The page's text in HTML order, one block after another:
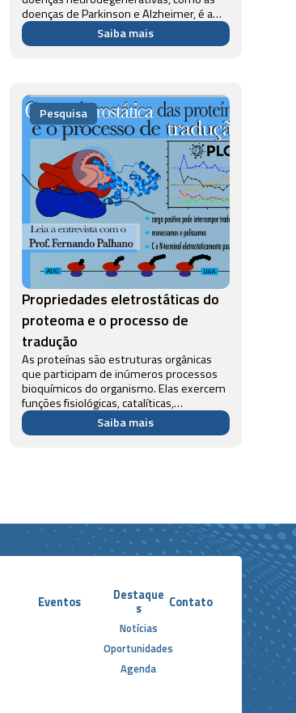
doenças de Parkinson e Alzheimer, é a
formação de agregados de proteínas
denominados amiloides. Esses
Saiba mais
Pesquisa
Propriedades eletrostáticas do
proteoma e o processo de
tradução
As proteínas são estruturas orgânicas
que participam de inúmeros processos
bioquímicos do organismo. Elas exercem
funções fisiológicas, catalíticas,
estruturais, regulatórias, de transporte,
de proteção, hormonais, dentre outras.
Saiba mais
Eventos Destaque
s
Notícias
Oportunidades
Agenda
Contato